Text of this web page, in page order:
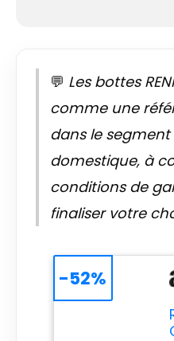
💬 Les bottes
comme une
dans le
domestique, à
conditions de
finaliser votre
-52%